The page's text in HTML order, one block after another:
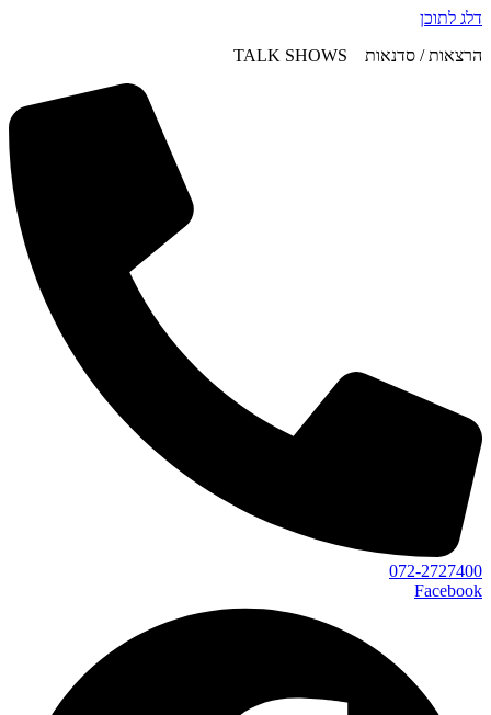
דלג לתוכן
הרצאות / סדנאות TALK SHOWS
072-2727400
Facebook